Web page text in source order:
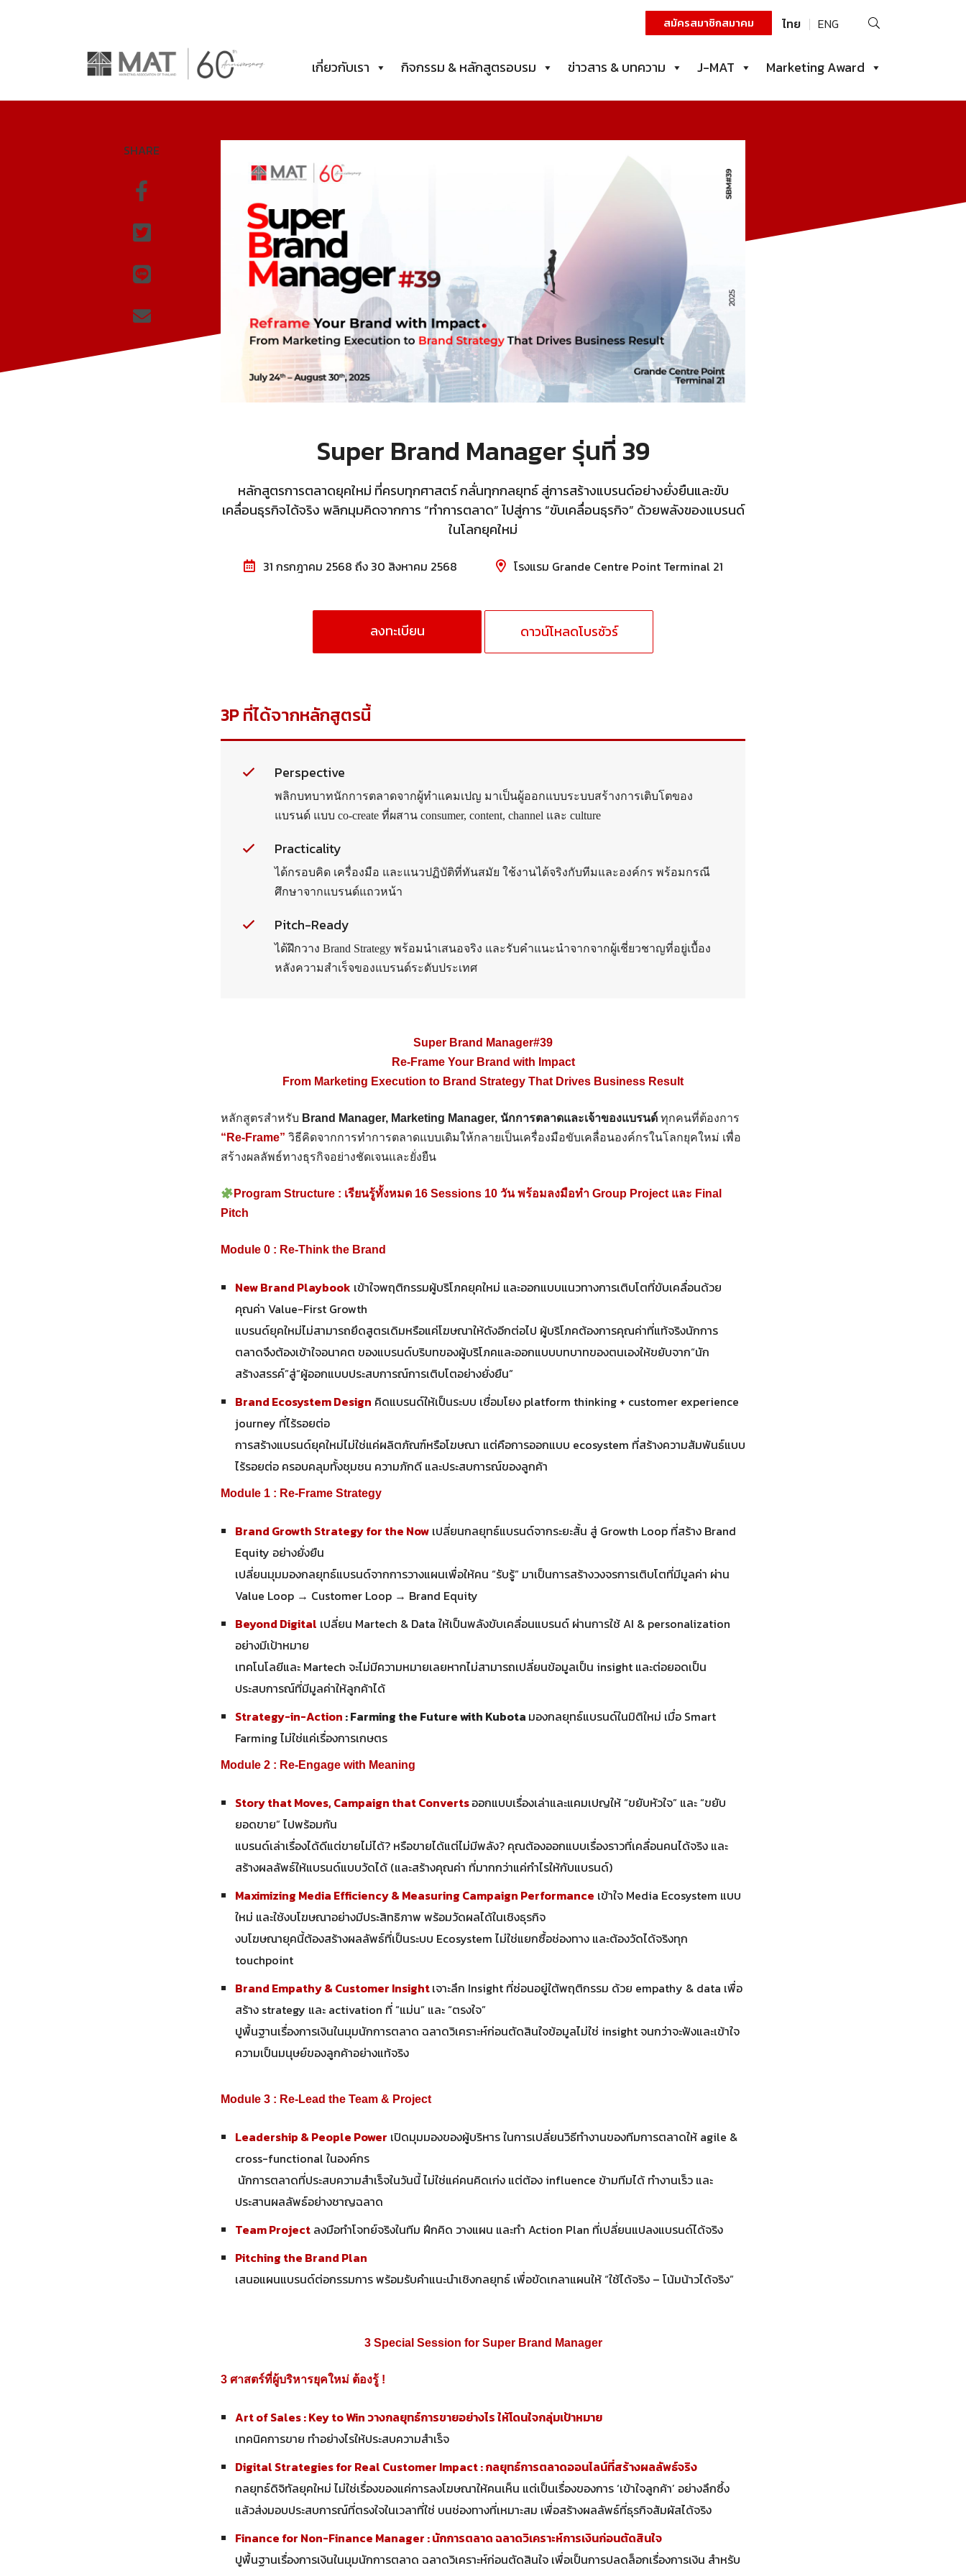
สมัครสมาชิกสมาคม ไทย ENG
ค้นหา
เกี่ยวกับเรา
กิจกรรม & หลักสูตรอบรม ข่าวสาร & บทความ J-MAT Marketing Award
SHARE
Super Brand Manager รุ่นที่ 39
หลักสูตรการตลาดยุคใหม่ ที่ครบทุกศาสตร์ กลั่นทุกกลยุทธ์ สู่การสร้างแบรนด์อย่างยั่งยืนและขับ
เคลื่อนธุรกิจได้จริง พลิกมุมคิดจากการ “ทำการตลาด” ไปสู่การ “ขับเคลื่อนธุรกิจ” ด้วยพลังของแบรนด์
ในโลกยุคใหม่
31 กรกฎาคม 2568 ถึง 30 สิงหาคม 2568 โรงแรม Grande Centre Point Terminal 21
ลงทะเบียน ดาวน์โหลดโบรชัวร์
3P ที่ได้จากหลักสูตรนี้
Perspective
พลิกบทบาทนักการตลาดจากผู้ทำแคมเปญ มาเป็นผู้ออกแบบระบบสร้างการเติบโตของ
แบรนด์ แบบ co-create ที่ผสาน consumer, content, channel และ culture
Practicality
ได้กรอบคิด เครื่องมือ และแนวปฏิบัติที่ทันสมัย ใช้งานได้จริงกับทีมและองค์กร พร้อมกรณี
ศึกษาจากแบรนด์แถวหน้า
Pitch-Ready
ได้ฝึกวาง Brand Strategy พร้อมนำเสนอจริง และรับคำแนะนำจากจากผู้เชี่ยวชาญที่อยู่เบื้อง
หลังความสำเร็จของแบรนด์ระดับประเทศ
Super Brand Manager#39
Re-Frame Your Brand with Impact
From Marketing Execution to Brand Strategy That Drives Business Result
หลักสูตรสำหรับ Brand Manager, Marketing Manager, นักการตลาดและเจ้าของแบรนด์ ทุกคนที่ต้องการ
“Re-Frame” วิธีคิดจากการทำการตลาดแบบเดิมให้กลายเป็นเครื่องมือขับเคลื่อนองค์กรในโลกยุคใหม่ เพื่อ
สร้างผลลัพธ์ทางธุรกิจอย่างชัดเจนและยั่งยืน
Program Structure : เรียนรู้ทั้งหมด 16 Sessions 10 วัน พร้อมลงมือทำ Group Project และ Final
Pitch
Module 0 : Re-Think the Brand
New Brand Playbook เข้าใจพฤติกรรมผู้บริโภคยุคใหม่ และออกแบบแนวทางการเติบโตที่ขับเคลื่อนด้วย
คุณค่า Value-First Growth
แบรนด์ยุคใหม่ไม่สามารถยึดสูตรเดิมหรือแค่โฆษณาให้ดังอีกต่อไป ผู้บริโภคต้องการคุณค่าที่แท้จริงนักการ
ตลาดจึงต้องเข้าใจอนาคต ของแบรนด์บริบทของผู้บริโภคและออกแบบบทบาทของตนเองให้ขยับจาก“นัก
สร้างสรรค์”สู่“ผู้ออกแบบประสบการณ์การเติบโตอย่างยั่งยืน”
Brand Ecosystem Design คิดแบรนด์ให้เป็นระบบ เชื่อมโยง platform thinking + customer experience
journey ที่ไร้รอยต่อ
การสร้างแบรนด์ยุคใหม่ไม่ใช่แค่ผลิตภัณฑ์หรือโฆษณา แต่คือการออกแบบ ecosystem ที่สร้างความสัมพันธ์แบบ
ไร้รอยต่อ ครอบคลุมทั้งชุมชน ความภักดี และประสบการณ์ของลูกค้า
Module 1 : Re-Frame Strategy
Brand Growth Strategy for the Now เปลี่ยนกลยุทธ์แบรนด์จากระยะสั้น สู่ Growth Loop ที่สร้าง Brand
Equity อย่างยั่งยืน
เปลี่ยนมุมมองกลยุทธ์แบรนด์จากการวางแผนเพื่อให้คน “รับรู้” มาเป็นการสร้างวงจรการเติบโตที่มีมูลค่า ผ่าน
Value Loop → Customer Loop → Brand Equity
Beyond Digital เปลี่ยน Martech & Data ให้เป็นพลังขับเคลื่อนแบรนด์ ผ่านการใช้ AI & personalization
อย่างมีเป้าหมาย
เทคโนโลยีและ Martech จะไม่มีความหมายเลยหากไม่สามารถเปลี่ยนข้อมูลเป็น insight และต่อยอดเป็น
ประสบการณ์ที่มีมูลค่าให้ลูกค้าได้
Strategy-in-Action : Farming the Future with Kubota มองกลยุทธ์แบรนด์ในมิติใหม่ เมื่อ Smart
Farming ไม่ใช่แค่เรื่องการเกษตร
Module 2 : Re-Engage with Meaning
Story that Moves, Campaign that Convertsออกแบบเรื่องเล่าและแคมเปญให้ “ขยับหัวใจ” และ “ขยับ
ยอดขาย” ไปพร้อมกัน
แบรนด์เล่าเรื่องได้ดีแต่ขายไม่ได้? หรือขายได้แต่ไม่มีพลัง? คุณต้องออกแบบเรื่องราวที่เคลื่อนคนได้จริง และ
สร้างผลลัพธ์ให้แบรนด์แบบวัดได้ (และสร้างคุณค่า ที่มากกว่าแค่กำไรให้กับแบรนด์)
Maximizing Media Efficiency & Measuring Campaign Performance เข้าใจ Media Ecosystem แบบ
ใหม่ และใช้งบโฆษณาอย่างมีประสิทธิภาพ พร้อมวัดผลได้ในเชิงธุรกิจ
งบโฆษณายุคนี้ต้องสร้างผลลัพธ์ที่เป็นระบบ Ecosystem ไม่ใช่แยกซื้อช่องทาง และต้องวัดได้จริงทุก
touchpoint
Brand Empathy & Customer Insightเจาะลึก Insight ที่ซ่อนอยู่ใต้พฤติกรรม ด้วย empathy & data เพื่อ
สร้าง strategy และ activation ที่ “แม่น” และ “ตรงใจ”
ปูพื้นฐานเรื่องการเงินในมุมนักการตลาด ฉลาดวิเคราะห์ก่อนตัดสินใจข้อมูลไม่ใช่ insight จนกว่าจะฟังและเข้าใจ
ความเป็นมนุษย์ของลูกค้าอย่างแท้จริง
Module 3 : Re-Lead the Team & Project
Leadership & People Power เปิดมุมมองของผู้บริหาร ในการเปลี่ยนวิธีทำงานของทีมการตลาดให้ agile &
cross-functional ในองค์กร
นักการตลาดที่ประสบความสำเร็จในวันนี้ ไม่ใช่แค่คนคิดเก่ง แต่ต้อง influence ข้ามทีมได้ ทำงานเร็ว และ
ประสานผลลัพธ์อย่างชาญฉลาด
Team Project ลงมือทำโจทย์จริงในทีม ฝึกคิด วางแผน และทำ Action Plan ที่เปลี่ยนแปลงแบรนด์ได้จริง
Pitching the Brand Plan
เสนอแผนแบรนด์ต่อกรรมการ พร้อมรับคำแนะนำเชิงกลยุทธ์ เพื่อขัดเกลาแผนให้ “ใช้ได้จริง – โน้มน้าวได้จริง”
3 Special Session for Super Brand Manager
3 ศาสตร์ที่ผู้บริหารยุคใหม่ ต้องรู้ !
Art of Sales : Key to Win วางกลยุทธ์การขายอย่างไร ให้โดนใจกลุ่มเป้าหมาย
เทคนิคการขาย ทำอย่างไรให้ประสบความสำเร็จ
Digital Strategies for Real Customer Impact : กลยุทธ์การตลาดออนไลน์ที่สร้างผลลัพธ์จริง
กลยุทธ์ดิจิทัลยุคใหม่ ไม่ใช่เรื่องของแค่การลงโฆษณาให้คนเห็น แต่เป็นเรื่องของการ ‘เข้าใจลูกค้า’ อย่างลึกซึ้ง
แล้วส่งมอบประสบการณ์ที่ตรงใจในเวลาที่ใช่ บนช่องทางที่เหมาะสม เพื่อสร้างผลลัพธ์ที่ธุรกิจสัมผัสได้จริง
Finance for Non-Finance Manager : นักการตลาด ฉลาดวิเคราะห์การเงินก่อนตัดสินใจ
ปูพื้นฐานเรื่องการเงินในมุมนักการตลาด ฉลาดวิเคราะห์ก่อนตัดสินใจ เพื่อเป็นการปลดล็อกเรื่องการเงิน สำหรับ